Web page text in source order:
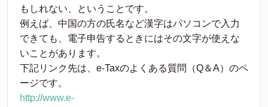
もしれない、ということです。
例えば、中国の方の氏名など漢字はパソコンで入力
できても、電子申告するときにはその文字が使えな
いことがあります。
下記リンク先は、e-Taxのよくある質問（Q＆A）のペ
ージです。
http://www.e-